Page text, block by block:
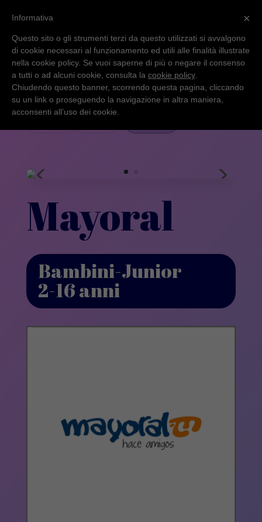
Mayoral
Bambini-Junior
2-16 anni
×
Informativa
Questo sito o gli strumenti terzi da questo utilizzati si avvalgono
di cookie necessari al funzionamento ed utili alle finalità illustrate
nella cookie policy. Se vuoi saperne di più o negare il consenso
a tutti o ad alcuni cookie, consulta la cookie policy
Chiudendo questo banner, scorrendo questa pagina, cliccando
su un link o proseguendo la navigazione in altra maniera,
acconsenti all’uso dei cookie.